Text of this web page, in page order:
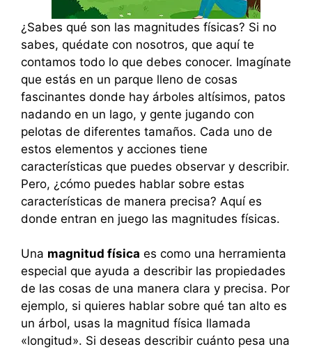
¿Sabes qué son las magnitudes físicas? Si no
sabes, quédate con nosotros, que aquí te
contamos todo lo que debes conocer. Imagínate
que estás en un parque lleno de cosas
fascinantes donde hay árboles altísimos, patos
nadando en un lago, y gente jugando con
pelotas de diferentes tamaños. Cada uno de
estos elementos y acciones tiene
características que puedes observar y describir.
Pero, ¿cómo puedes hablar sobre estas
características de manera precisa? Aquí es
donde entran en juego las magnitudes físicas.
Una magnitud física es como una herramienta
especial que ayuda a describir las propiedades
de las cosas de una manera clara y precisa. Por
ejemplo, si quieres hablar sobre qué tan alto es
un árbol, usas la magnitud física llamada
«longitud». Si deseas describir cuánto pesa una